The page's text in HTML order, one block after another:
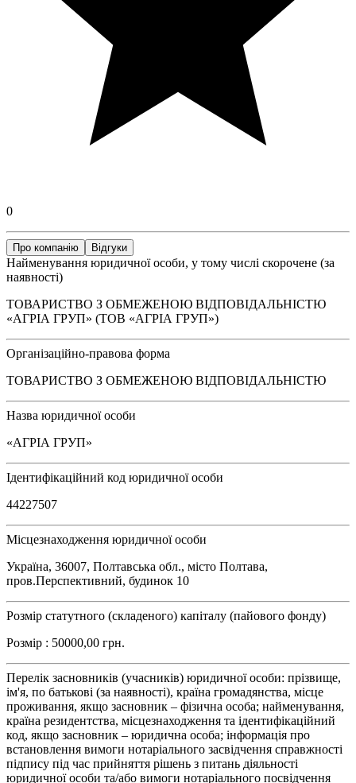
0
Про компанію Відгуки
Найменування юридичної особи, у тому числі скорочене (за
наявності)
ТОВАРИСТВО З ОБМЕЖЕНОЮ ВІДПОВІДАЛЬНІСТЮ
«АГРІА ГРУП» (ТОВ «АГРІА ГРУП»)
Організаційно-правова форма
ТОВАРИСТВО З ОБМЕЖЕНОЮ ВІДПОВІДАЛЬНІСТЮ
Назва юридичної особи
«АГРІА ГРУП»
Ідентифікаційний код юридичної особи
44227507
Місцезнаходження юридичної особи
Україна, 36007, Полтавська обл., місто Полтава,
пров.Перспективний, будинок 10
Розмір статутного (складеного) капіталу (пайового фонду)
Розмір : 50000,00 грн.
Перелік засновників (учасників) юридичної особи: прізвище,
ім'я, по батькові (за наявності), країна громадянства, місце
проживання, якщо засновник – фізична особа; найменування,
країна резидентства, місцезнаходження та ідентифікаційний
код, якщо засновник – юридична особа; інформація про
встановлення вимоги нотаріального засвідчення справжності
підпису під час прийняття рішень з питань діяльності
юридичної особи та/або вимоги нотаріального посвідчення